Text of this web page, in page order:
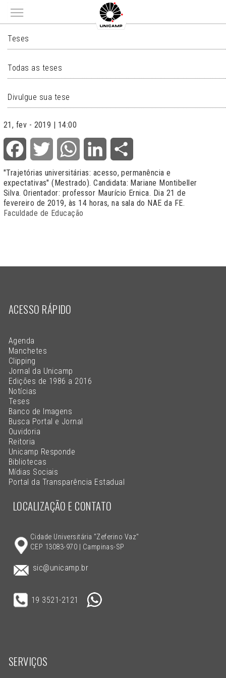
Main menu
TESES
Teses
Todas as teses
Divulgue sua tese
21, fev - 2019 | 14:00
Facebook Twitter WhatsApp LinkedIn
"Trajetórias universitárias: acesso, permanência e
expectativas" (Mestrado). Candidata: Mariane Montibeller
Silva. Orientador: professor Maurício Ernica. Dia 21 de
fevereiro de 2019, às 14 horas, na sala do NAE da FE.
Faculdade de Educação
ACESSO RÁPIDO
Agenda
Manchetes
Clipping
Jornal da Unicamp
Edições de 1986 a 2016
Notícias
Teses
Banco de Imagens
Busca Portal e Jornal
Ouvidoria
Reitoria
Unicamp Responde
Bibliotecas
Mídias Sociais
Portal da Transparência Estadual
LOCALIZAÇÃO E CONTATO
Cidade Universitária "Zeferino Vaz"
CEP 13083-970 | Campinas-SP
sic@unicamp.br
19 3521-2121
SERVIÇOS